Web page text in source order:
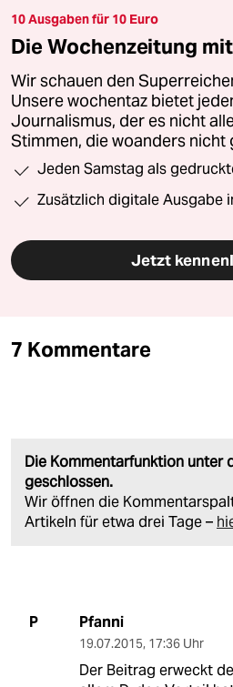
10 Ausgaben für 10 Euro
Die Wochenzeitung
Wir schauen den
Unsere wochentaz bietet
Journalismus, der es nicht
Stimmen, die woanders nicht
Jeden Samstag als
Zusätzlich digitale Ausgabe
Jetzt
7 Kommentare
Die Kommentarfunktion unter
geschlossen.
Wir öffnen die
Artikeln für etwa drei Tage –
P Pfanni
19.07.2015, 17:36 Uhr
Der Beitrag erweckt